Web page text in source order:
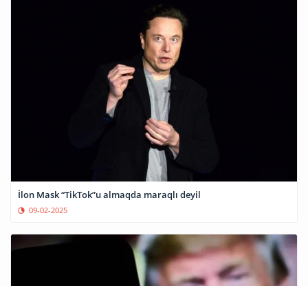
İlon Mask “TikTok”u almaqda maraqlı deyil
09-02-2025